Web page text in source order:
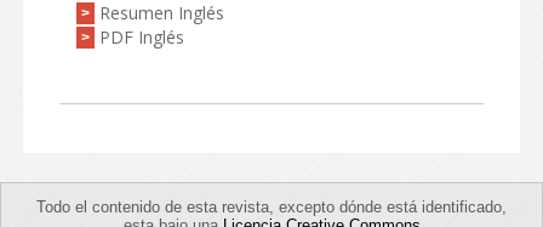
> Resumen Inglés
> PDF Inglés
Todo el contenido de esta revista, excepto dónde está identificado,